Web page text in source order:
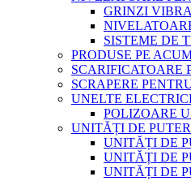
GRINZI
SISTEME DE
PRODUSE PE
SCARIFICATOARE
SCRAPERE
UNELTE
POLIZOARE
UNITĂȚI DE
UNITĂȚI DE
UNITĂȚI DE
UNITĂȚI DE